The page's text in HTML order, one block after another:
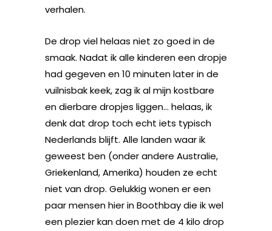
verhalen.
De drop viel helaas niet zo goed in de
smaak. Nadat ik alle kinderen een dropje
had gegeven en 10 minuten later in de
vuilnisbak keek, zag ik al mijn kostbare
en dierbare dropjes liggen… helaas, ik
denk dat drop toch echt iets typisch
Nederlands blijft. Alle landen waar ik
geweest ben (onder andere Australie,
Griekenland, Amerika) houden ze echt
niet van drop. Gelukkig wonen er een
paar mensen hier in Boothbay die ik wel
een plezier kan doen met de 4 kilo drop